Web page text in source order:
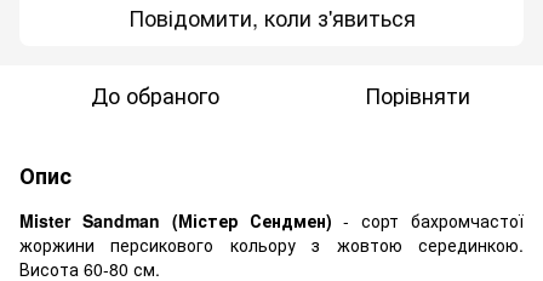
Повідомити, коли з'явиться
До обраного Порівняти
Опис
Mister Sandman (Містер Сендмен) - сорт бахромчастої
жоржини персикового кольору з жовтою серединкою.
Висота 60-80 см.